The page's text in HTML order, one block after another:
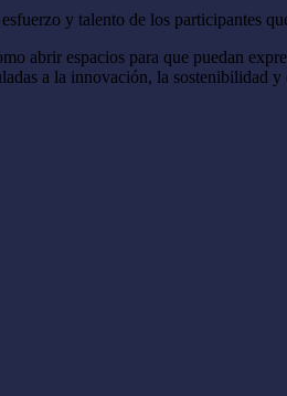
y talento de los participantes
abrir espacios para que puedan
a la innovación, la sostenibilidad